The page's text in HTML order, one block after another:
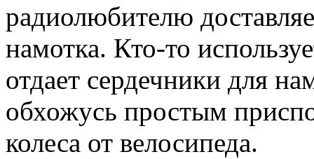
радиолюбителю
намотка. Кто-то
отдает сердечники для
обхожусь простым
колеса от велосипеда.